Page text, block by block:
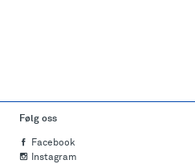
Følg oss
Facebook
Instagram